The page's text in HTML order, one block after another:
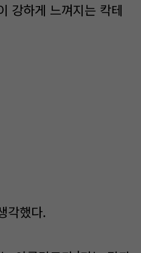
강하게 느껴지는 칵테
각했다.